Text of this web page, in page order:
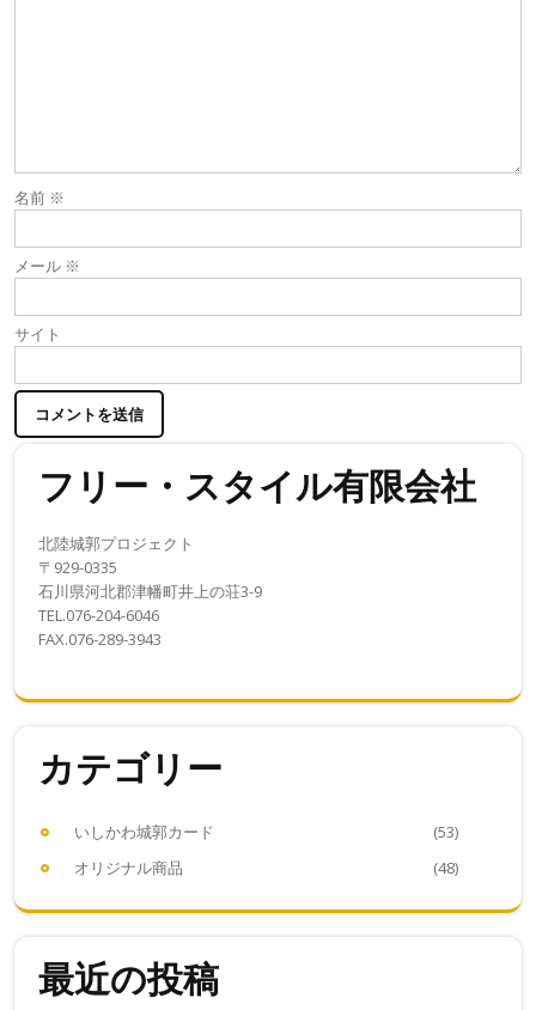
名前 ※
メール ※
サイト
フリー・スタイル有限会社
北陸城郭プロジェクト
〒929-0335
石川県河北郡津幡町井上の荘3-9
TEL.076-204-6046
FAX.076-289-3943
カテゴリー
いしかわ城郭カード
(53)
オリジナル商品
(48)
最近の投稿